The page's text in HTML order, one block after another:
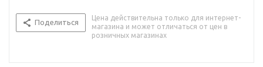
Поделиться
Цена действительна только для интернет-
магазина и может отличаться от цен в
розничных магазинах